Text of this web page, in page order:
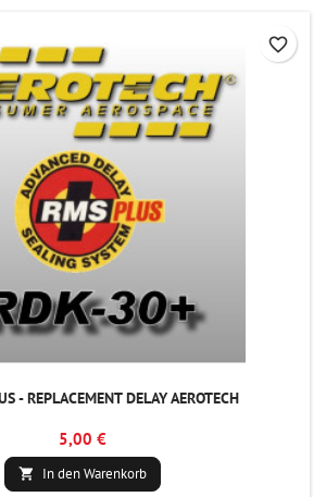
- REPLACEMENT DELAY AEROTECH
5,00 €
 In den Warenkorb
favorite_border